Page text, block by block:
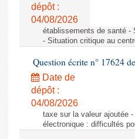
dépôt :
04/08/2026
établissements de santé -
- Situation critique au
Question écrite n° 17624
Date de
dépôt :
04/08/2026
taxe sur la valeur ajoutée
électronique : difficultés